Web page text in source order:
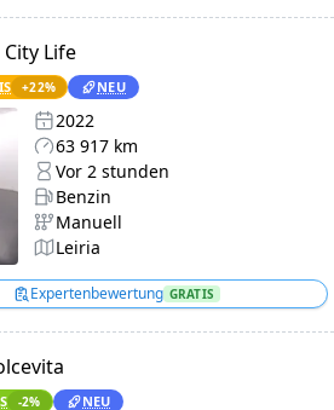
Life
+22% NEU
2022
63 917 km
Vor 2 stunden
Benzin
Manuell
Leiria
Expertenbewertung GRATIS
-2% NEU